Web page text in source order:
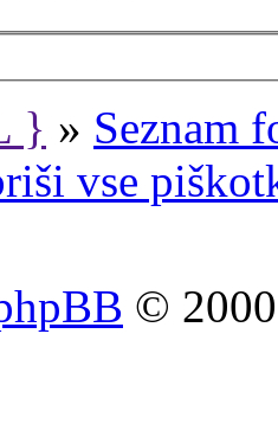
} » Seznam
vse
©